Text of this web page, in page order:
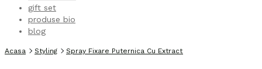
gift set
produse bio
blog
Acasa Styling Spray Fixare Puternica Cu Extract De Piersica Si Ulei De